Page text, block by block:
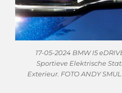
17-05-2024 BMW I5
Sportieve Elektrische
Exterieur. FOTO ANDY